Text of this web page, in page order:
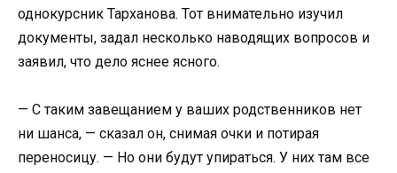
однокурсник Тарханова. Тот внимательно изучил
документы, задал несколько наводящих вопросов и
заявил, что дело яснее ясного.
— С таким завещанием у ваших родственников нет
ни шанса, — сказал он, снимая очки и потирая
переносицу. — Но они будут упираться. У них там все